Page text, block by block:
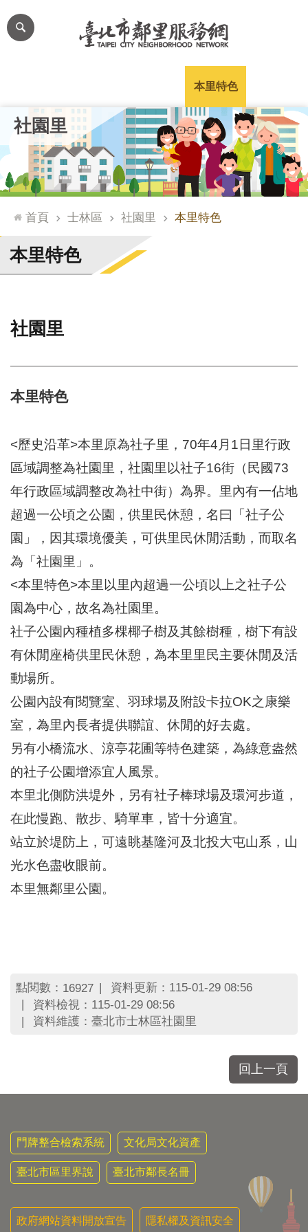
跳到主要內容區塊
網
站
台
通
臺
北
市
門
整
檢
索
統
文
化
局
化
資
產
北
市
區
里
界
說
臺
北
市
鄰
長
冊
社園里
本里特色
首頁 士林區 社園里 本里特色
本里特色
社園里
本里特色
<歷史沿革>本里原為社子里，70年4月1日里行政
區域調整為社園里，社園里以社子16街（民國73
年行政區域調整改為社中街）為界。里內有一佔地
超過一公頃之公園，供里民休憩，名曰「社子公
園」，因其環境優美，可供里民休閒活動，而取名
為「社園里」。
<本里特色>本里以里內超過一公頃以上之社子公
園為中心，故名為社園里。
社子公園內種植多棵椰子樹及其餘樹種，樹下有設
有休閒座椅供里民休憩，為本里里民主要休閒及活
動場所。
公園內設有閱覽室、羽球場及附設卡拉OK之康樂
室，為里內長者提供聯誼、休閒的好去處。
另有小橋流水、涼亭花圃等特色建築，為綠意盎然
的社子公園增添宜人風景。
本里北側防洪堤外，另有社子棒球場及環河步道，
在此慢跑、散步、騎單車，皆十分適宜。
站立於堤防上，可遠眺基隆河及北投大屯山系，山
光水色盡收眼前。
本里無鄰里公園。
點閱數： 16927
資料更新：115-01-29 08:56
資料檢視：115-01-29 08:56
資料維護：臺北市士林區社園里
回上一頁
門牌整合檢索系統 文化局文化資產
臺北市區里界說 臺北市鄰長名冊
政府網站資料開放宣告 隱私權及資訊安全